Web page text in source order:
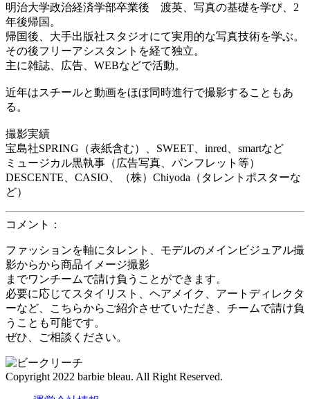
明治大学政治経済学部卒業後 渡英、写真の基礎を学び、2
年後帰国。
帰国後、大手出版社スタジオにて実用的な写真技術を学ぶ。
その後フリーアシスタントを経て独立。
主に雑誌、広告、WEBなどで活動。
近年はスチールと動画をほぼ同時進行で撮影することもあ
る。
撮影実績
宝島社SPRING（表紙含む）、SWEET、inred、smartなど
ミュージカル黒執事（広告写真、パンフレット等）
DESCENTE、CASIO、（株）Chiyoda（タレントポスターな
ど）
コメント：
ファッションを軸にタレント、モデルのメインビジュアル撮
影からから商品イメージ撮影
までワンチームで請け負うことができます。
必要に応じてスタイリスト、ヘアメイク、アートディレクタ
ーなど、こちらからご紹介させていただき、チームで請け負
うことも可能です。
ぜひ、ご相談ください。
Copyright 2022 barbie bleau. All Right Reserved.